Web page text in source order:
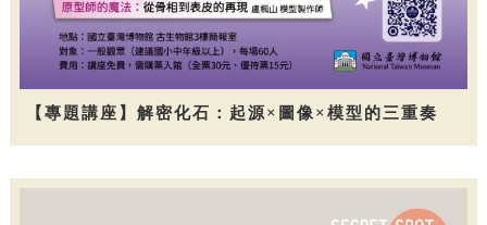
【專題講座】解密化石：起源×圖像×模型的三重奏